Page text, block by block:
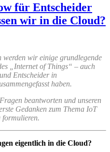
für Entscheider
wir in die Cloud?
wir einige grundlegende
„Internet of Things“ – auch
Entscheider in
haben.
beantworten und unseren
Gedanken zum Thema IoT
formulieren.
eigentlich in die Cloud?